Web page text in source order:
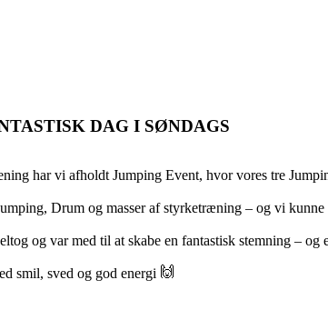
DAG I SØNDAGS
har vi afholdt Jumping Event, hvor vores tre
Drum og masser af styrketræning – og vi
og var med til at skabe en fantastisk stemning –
smil, sved og god energi